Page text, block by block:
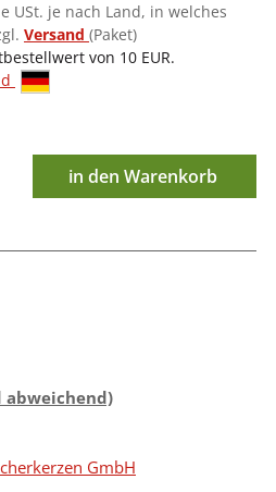
USt. je nach Land, in welches
Versand (Paket)
von 10 EUR.
in den Warenkorb
abweichend)
GmbH